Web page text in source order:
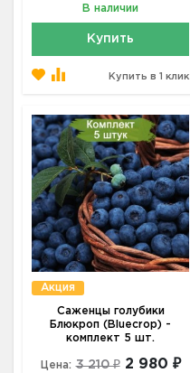
В наличии
Купить
Купить в 1 клик
Акция
Саженцы голубики
Блюкроп (Bluecrop) -
комплект 5 шт.
Цена: 3 210 ₽ 2 980 ₽